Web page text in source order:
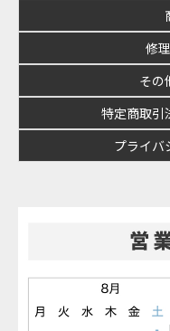
修
その
特定商取引
プライバ